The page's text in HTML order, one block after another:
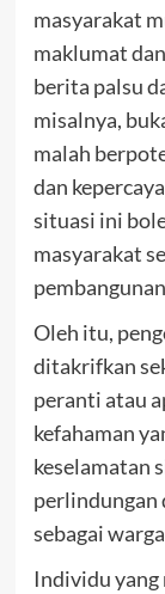
masyarakat
maklumat
berita palsu
misalnya,
malah
dan
situasi ini
masyarakat
Oleh itu,
ditakrifkan
peranti atau
kefahaman
keselamatan
perlindungan
sebagai
Individu